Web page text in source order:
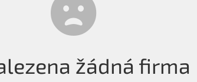
žádná firma